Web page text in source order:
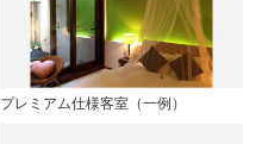
プレミアム仕様客室（一例）